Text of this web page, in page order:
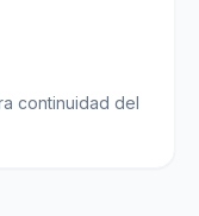
continuidad del